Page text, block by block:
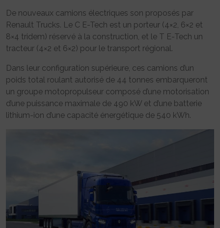
De nouveaux camions électriques son proposés par
Renault Trucks. Le C E-Tech est un porteur (4×2, 6×2 et
8×4 tridem) réservé à la construction, et le T E-Tech un
tracteur (4×2 et 6×2) pour le transport régional.
Dans leur configuration supérieure, ces camions d’un
poids total roulant autorisé de 44 tonnes embarqueront
un groupe motopropulseur composé d’une motorisation
d’une puissance maximale de 490 kW et d’une batterie
lithium-ion d’une capacité énergétique de 540 kWh.